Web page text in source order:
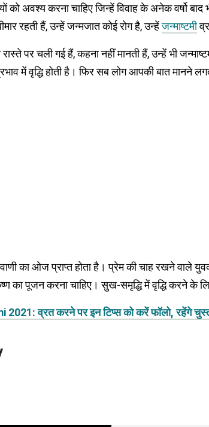
को अवश्य करना चाहिए जिन्हें विवाह के अनेक वर्षो बाद
रहती हैं, उन्हें जन्मजात कोई रोग है, उन्हेंजन्माष्टमी
पर चली गई हैं, कहना नहीं मानती हैं, उन्हें भी
में वृद्धि होती है। फिर सब लोग आपकी बात मानने
वाणी का ओज प्राप्त होता है। प्रेम की चाह रखने वाले
का पूजन करना चाहिए। सुख-समृद्धि में वृद्धि करने के
व्रत करने पर इन टिप्स को करें फॉलो, रहेंगे